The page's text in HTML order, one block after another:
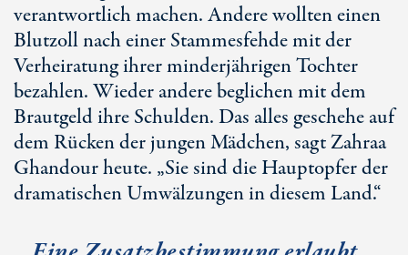
verantwortlich machen. Andere wollten einen
Blutzoll nach einer Stammesfehde mit der
Verheiratung ihrer minderjährigen Tochter
bezahlen. Wieder andere beglichen mit dem
Brautgeld ihre Schulden. Das alles geschehe auf
dem Rücken der jungen Mädchen, sagt Zahraa
Ghandour heute. „Sie sind die Hauptopfer der
dramatischen Umwälzungen in diesem Land.“